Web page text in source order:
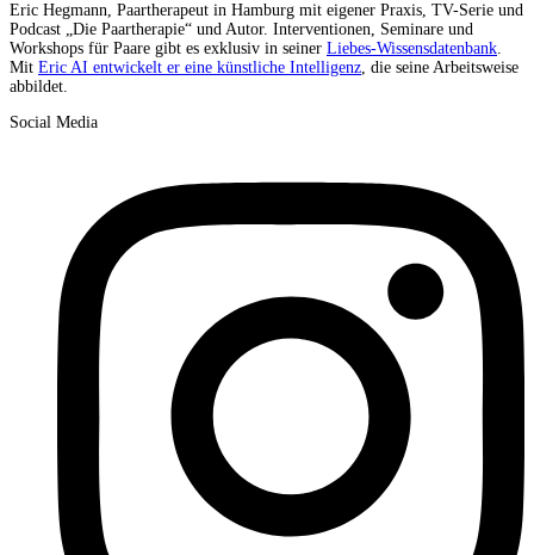
Eric Hegmann, Paartherapeut in Hamburg mit eigener Praxis, TV-Serie und
Podcast „Die Paartherapie“ und Autor. Interventionen, Seminare und
Workshops für Paare gibt es exklusiv in seiner Liebes-Wissensdatenbank.
Mit Eric AI entwickelt er eine künstliche Intelligenz, die seine Arbeitsweise
abbildet.
Social Media